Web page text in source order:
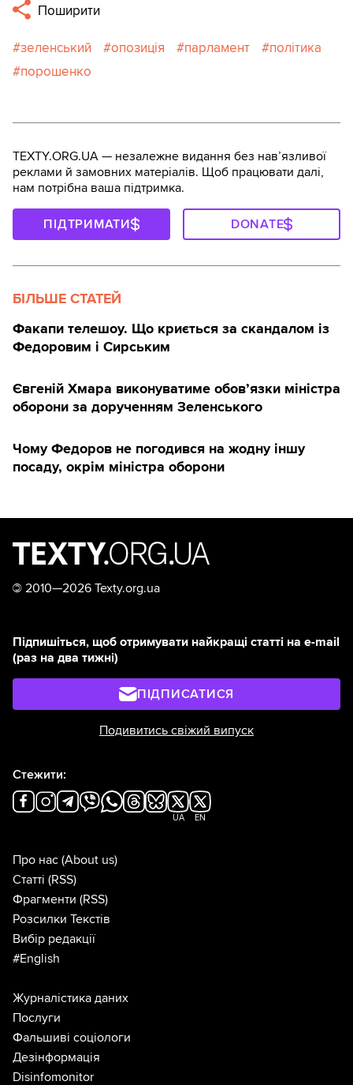
Поширити
зеленський опозиція парламент
політика
порошенко
TEXTY.ORG.UA — незалежне видання без навʼязливої
реклами й замовних матеріалів. Щоб працювати далі,
нам потрібна ваша підтримка.
ПІДТРИМАТИ DONATE
БІЛЬШЕ СТАТЕЙ
Факапи телешоу. Що криється за скандалом із
Федоровим і Сирським
Євгеній Хмара виконуватиме обов’язки міністра
оборони за дорученням Зеленського
Чому Федоров не погодився на жодну іншу
посаду, окрім міністра оборони
© 2010—2026 Texty.org.ua
Підпишіться, щоб отримувати найкращі статті на e-mail
(раз на два тижні)
ПІДПИСАТИСЯ
Подивитись свіжий випуск
Стежити:
UA EN
Про нас (About us)
Статті (RSS)
Фрагменти (RSS)
Розсилки Текстів
Вибір редакції
#English
Журналістика даних
Послуги
Фальшиві соціологи
Дезінформація
Disinfomonitor